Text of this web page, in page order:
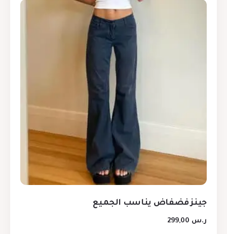
جينز فضفاض يناسب الجميع
ر.س